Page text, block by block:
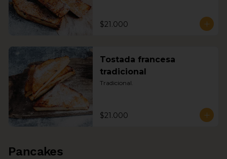
$21.000
Tostada francesa
tradicional
Tradicional.
$21.000
Pancakes